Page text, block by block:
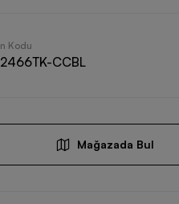
Kodu
CCBL
Mağazada Bul